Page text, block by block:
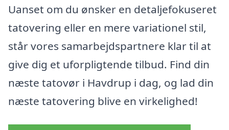
Uanset om du ønsker en detaljefokuseret
tatovering eller en mere variationel stil,
står vores samarbejdspartnere klar til at
give dig et uforpligtende tilbud. Find din
næste tatovør i Havdrup i dag, og lad din
næste tatovering blive en virkelighed!